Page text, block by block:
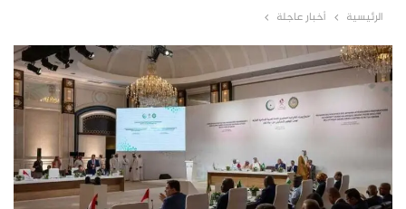
الرئيسية أخبار عاجلة